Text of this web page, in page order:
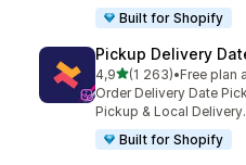
Built for Shopify
Pickup Delivery
4,9av 5 stjerner
(1 263)
Totalt 1263 omtaler
•Free plan
Order Delivery Date
Pickup & Local Delivery.
Built for Shopify